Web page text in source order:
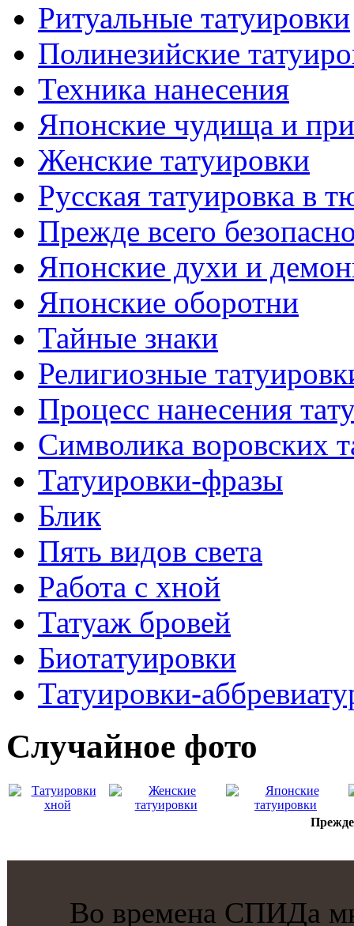
Ритуальные тaтуировки
Полинезийские
Техникa нанесения
Японские чудища и
Женские тaтуировки
Русскaя тaтуировкa в
Прежде всего
Японские духи и
Японские оборотни
Тайные знаки
Религиозные
Процесс нанесения
Символикa воровских
Татуировки-фразы
Блик
Пять видов светa
Работa с хнoй
Татуаж бровей
Биотaтуировки
Татуировки-
Случайнoе фото
Прежде
Во времена СПИДа